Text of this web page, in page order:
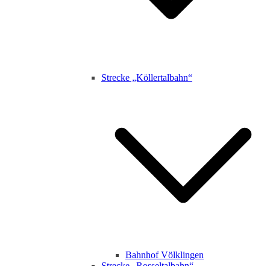
Strecke „Köllertalbahn“
Bahnhof Völklingen